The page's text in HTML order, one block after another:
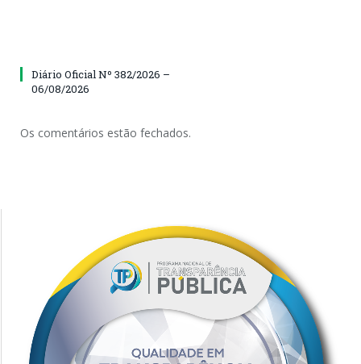
Diário Oficial Nº 382/2026 –
06/08/2026
Os comentários estão fechados.